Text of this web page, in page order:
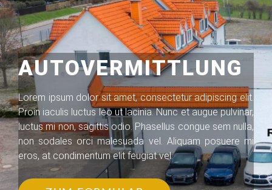
AUTOVERMITTLUNG
Lorem ipsum dolor sit amet, consectetur adipiscing elit.
Proin iaculis luctus leo ut lacinia. Nunc et augue pulvinar,
luctus mi non, sagittis odio. Phasellus congue sem nulla,
non sodales orci malesuada vel. Aliquam posuere mi
eros, at condimentum elit feugiat vel.